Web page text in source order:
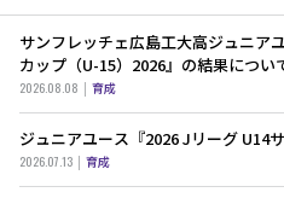
サンフレッチェ広島工大高ジュニア
カップ（U-15）2026』の結果につい
2026.08.08 育成
ジュニアユース『2026 Jリーグ U14
2026.07.13 育成